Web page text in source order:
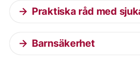
Praktiska råd med
Barnsäkerhet